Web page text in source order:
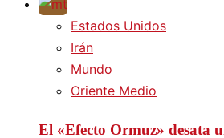
Estados Unidos
Irán
Mundo
Oriente Medio
El «Efecto Ormuz» desata